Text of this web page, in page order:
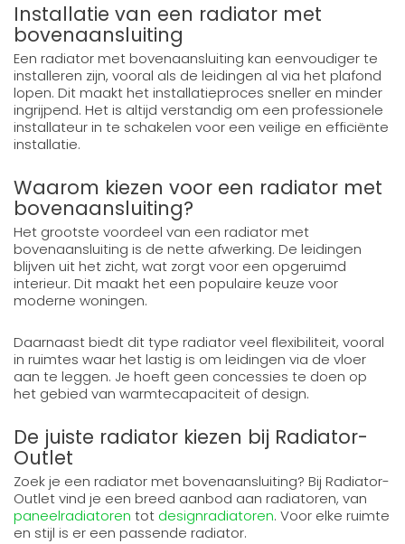
Installatie van een radiator met
bovenaansluiting
Een radiator met bovenaansluiting kan eenvoudiger te
installeren zijn, vooral als de leidingen al via het plafond
lopen. Dit maakt het installatieproces sneller en minder
ingrijpend. Het is altijd verstandig om een professionele
installateur in te schakelen voor een veilige en efficiënte
installatie.
Waarom kiezen voor een radiator met
bovenaansluiting?
Het grootste voordeel van een radiator met
bovenaansluiting is de nette afwerking. De leidingen
blijven uit het zicht, wat zorgt voor een opgeruimd
interieur. Dit maakt het een populaire keuze voor
moderne woningen.
Daarnaast biedt dit type radiator veel flexibiliteit, vooral
in ruimtes waar het lastig is om leidingen via de vloer
aan te leggen. Je hoeft geen concessies te doen op
het gebied van warmtecapaciteit of design.
De juiste radiator kiezen bij Radiator-
Outlet
Zoek je een radiator met bovenaansluiting? Bij Radiator-
Outlet vind je een breed aanbod aan radiatoren, van
paneelradiatoren tot designradiatoren. Voor elke ruimte
en stijl is er een passende radiator.